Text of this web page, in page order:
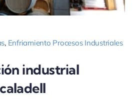
, Enfriamiento Procesos Industriales
industrial